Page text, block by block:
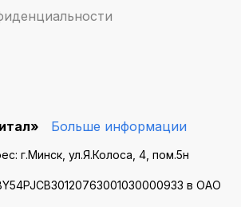
Больше информации
г.Минск, ул.Я.Колоса, 4, пом.5н
в ОАО